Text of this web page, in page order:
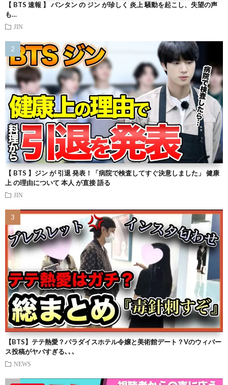
【 BTS 速報 】 バンタン の ジン が珍しく 炎上 騒動を起こし、失望の声
も…
JIN
【 BTS 】ジン が 引退 発表！「病院で検査してすぐ決意しました」 健康
上 の理由について 本人 が直接 語る
JIN
【BTS】テテ熱愛？パラダイスホテル令嬢と美術館デート？Vのウィバー
ス投稿がヤバすぎる､､､
NEWS